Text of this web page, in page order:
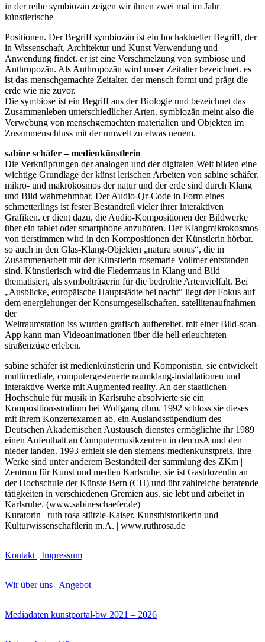
Buchtipps von Prof. Uli Rothfuss
Harald Schwiers
Buchbesprechungen von Harald Schwiers
Hörtipps von Harald Schwiers
Kunstausflüge mit Sigrid Balke
Marc Peschke – Out of The Länd
Hausbesuche
Frederick D. Bunsen – Kunst
Bildergeschichten von Jürgen Linde und Dietmar
Zankel
Kunsttheorie: Kunstführer und Flugschwein
Kunst geht weiter.
in der reihe symbiozän zeigen wir ihnen zwei mal im Jahr
künstlerische
Positionen. Der Begriff symbiozän ist ein hochaktueller Begriff, der
in Wissenschaft, Architektur und Kunst Verwendung und
Anwendung findet. er ist eine Verschmelzung von symbiose und
Anthropozän. Als Anthropozän wird unser Zeitalter bezeichnet. es
ist das menschgemachte Zeitalter, der mensch formt und prägt die
erde wie nie zuvor.
Die symbiose ist ein Begriff aus der Biologie und bezeichnet das
Zusammenleben unterschiedlicher Arten. symbiozän meint also die
Verwebung von menschgemachten materialien und Objekten im
Zusammenschluss mit der umwelt zu etwas neuem.
sabine schäfer – medienkünstlerin
Die Verknüpfungen der analogen und der digitalen Welt bilden eine
wichtige Grundlage der künst lerischen Arbeiten von sabine schäfer.
mikro- und makrokosmos der natur und der erde sind durch Klang
und Bild wahrnehmbar. Der Audio-Qr-Code in Form eines
schmetterlings ist fester Bestandteil vieler ihrer interaktiven
Grafiken. er dient dazu, die Audio-Kompositionen der Bildwerke
über ein tablet oder smartphone anzuhören. Der Klangmikrokosmos
von tierstimmen wird in den Kompositionen der Künstlerin hörbar.
so auch in den Glas-Klang-Objekten „natura sonus“, die in
Zusammenarbeit mit der Künstlerin rosemarie Vollmer entstanden
sind. Künstlerisch wird die Fledermaus in Klang und Bild
thematisiert, als symbolträgerin für die bedrohte Artenvielfalt. Bei
„Ausblicke, europäische Hauptstädte bei nacht“ liegt der Fokus auf
dem energiehunger der Konsumgesellschaften. satellitenaufnahmen
der
Weltraumstation iss wurden grafisch aufbereitet. mit einer Bild-scan-
App kann man Videoanimationen über die hell erleuchteten
straßenzüge erleben.
sabine schäfer ist medienkünstlerin und Komponistin. sie entwickelt
multimediale, computergesteuerte raumklang-installationen und
interaktive Werke mit Augmented reality. An der staatlichen
Hochschule für musik in Karlsruhe absolvierte sie ein
Kompositionsstudium bei Wolfgang rihm. 1992 schloss sie dieses
mit ihrem Konzertexamen ab. ein Auslandsstipendium des
Deutschen Akademischen Austausch dienstes ermöglichte ihr 1989
einen Aufenthalt an Computermusikzentren in den usA und den
nieder landen. 1993 erhielt sie den siemens-medienkunstpreis. ihre
Werke sind unter anderem Bestandteil der sammlung des ZKm |
Zentrum für Kunst und medien Karlsruhe. sie ist Gastdozentin an
der Hochschule der Künste Bern (CH) und übt zahlreiche beratende
tätigkeiten in verschiedenen Gremien aus. sie lebt und arbeitet in
Karlsruhe. (www.sabineschaefer.de)
Kuratorin | ruth rosa stützle-Kaiser, Kunsthistorikerin und
Kulturwissenschaftlerin m.A. | www.ruthrosa.de
Kontakt | Impressum
Wir über uns | Angebot
Mediadaten kunstportal-bw 2021 – 2026